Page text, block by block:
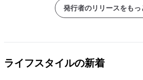
発行者のリリースをもっ
ライフスタイルの新着